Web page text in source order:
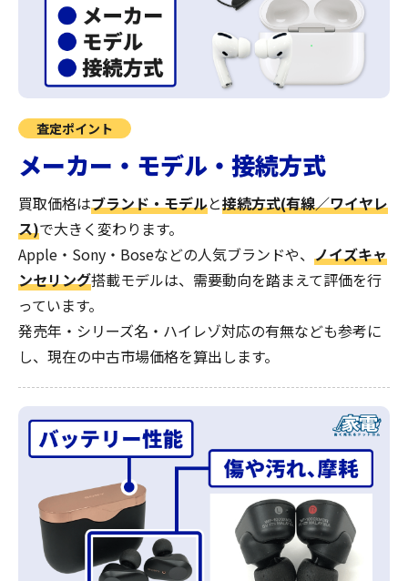
査定ポイント
メーカー・モデル・接続方式
買取価格はブランド・モデルと接続方式(有線／ワイヤレ
ス)で大きく変わります。
Apple・Sony・Boseなどの人気ブランドや、 ノイズキャ
ンセリング搭載モデルは、需要動向を踏まえて評価を行
っています。
発売年・シリーズ名・ハイレゾ対応の有無なども参考に
し、現在の中古市場価格を算出します。